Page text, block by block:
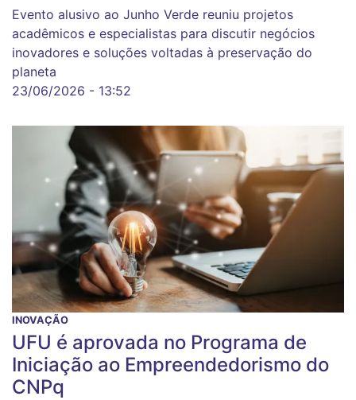
Evento alusivo ao Junho Verde reuniu projetos
acadêmicos e especialistas para discutir negócios
inovadores e soluções voltadas à preservação do
planeta
23/06/2026 - 13:52
INOVAÇÃO
UFU é aprovada no Programa de
Iniciação ao Empreendedorismo do
CNPq